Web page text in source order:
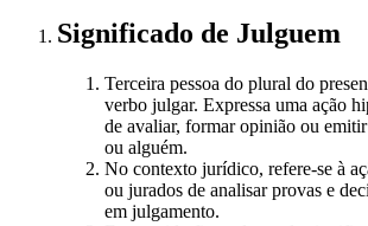
Significado de Julguem
Terceira pessoa do plural do
verbo julgar. Expressa uma ação
de avaliar, formar opinião ou
ou alguém.
No contexto jurídico, refere-se à
ou jurados de analisar provas e
em julgamento.